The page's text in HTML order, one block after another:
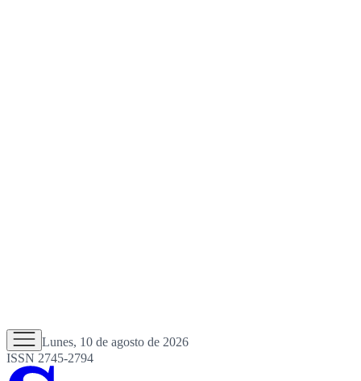
Lunes, 10 de agosto de 2026
ISSN 2745-2794